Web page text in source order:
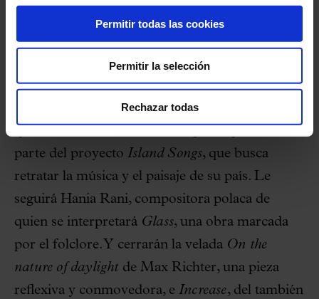
Permitir todas las cookies
Permitir la selección
Rechazar todas
A continuación se interpretará la emotiva
, una de las obras más conocidas de
Ludovico Einaudi, que encaja dentro de la
definición estilística del minimalismo, al igual
parte del proyecto Island Songs, que busca
retratar la música y el paisaje de su país. Le
seguirá Hania Rani, compositora polaca de
quien se interpretará Glass, una obra marcada
por el folclore. Y cerrarán la velada On the
nature of daylight de Max Richter, una pieza
reflexiva y conmovedora, e Increase, del también